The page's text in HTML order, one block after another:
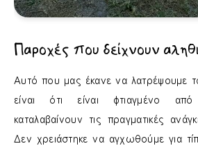
Παροχές που δείχνουν
Αυτό που μας έκανε να λατρέψουμε
είναι ότι είναι φτιαγμένο
καταλαβαίνουν τις πραγματικές
Δεν χρειάστηκε να αγχωθούμε για